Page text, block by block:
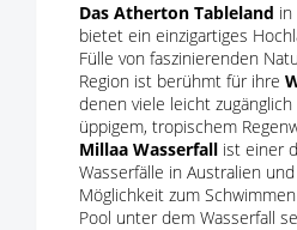
Das Atherton Tableland in
bietet ein einzigartiges
Fülle von faszinierenden
Region ist berühmt für ihre
denen viele leicht
üppigem, tropischem
Millaa Wasserfall ist einer
Wasserfälle in Australien
Möglichkeit zum
Pool unter dem Wasserfall